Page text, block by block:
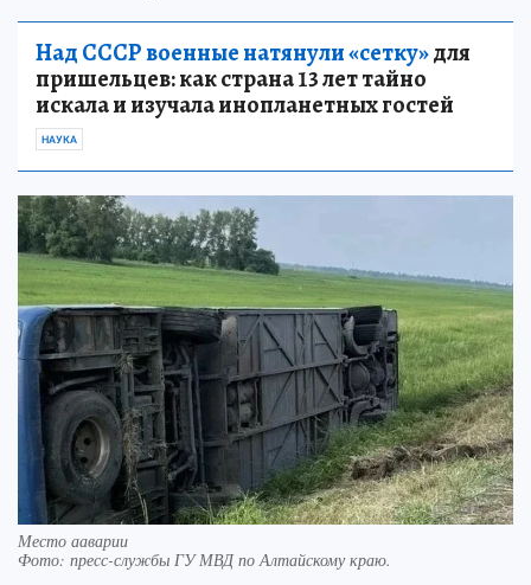
Над СССР военные натянули «сетку»для
пришельцев: как страна 13 лет тайно
искала и изучала инопланетных гостей
НАУКА
Место ааварии
Фото: пресс-службы ГУ МВД по Алтайскому краю.